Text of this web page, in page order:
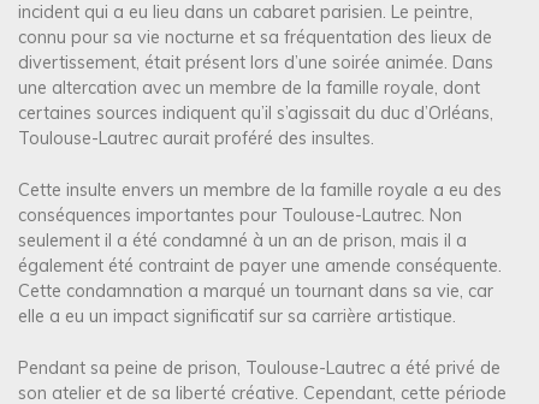
incident qui a eu lieu dans un cabaret parisien. Le peintre,
connu pour sa vie nocturne et sa fréquentation des lieux de
divertissement, était présent lors d’une soirée animée. Dans
une altercation avec un membre de la famille royale, dont
certaines sources indiquent qu’il s’agissait du duc d’Orléans,
Toulouse-Lautrec aurait proféré des insultes.
Cette insulte envers un membre de la famille royale a eu des
conséquences importantes pour Toulouse-Lautrec. Non
seulement il a été condamné à un an de prison, mais il a
également été contraint de payer une amende conséquente.
Cette condamnation a marqué un tournant dans sa vie, car
elle a eu un impact significatif sur sa carrière artistique.
Pendant sa peine de prison, Toulouse-Lautrec a été privé de
son atelier et de sa liberté créative. Cependant, cette période